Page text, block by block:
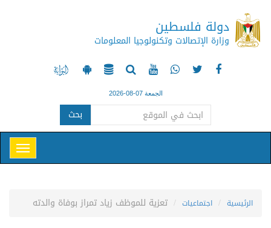
دولة فلسطين
وزارة الإتصالات وتكنولوجيا المعلومات
الجمعة 07-08-2026
بحث
الرئيسية اجتماعيات تعزية للموظف زياد تمراز بوفاة والدته